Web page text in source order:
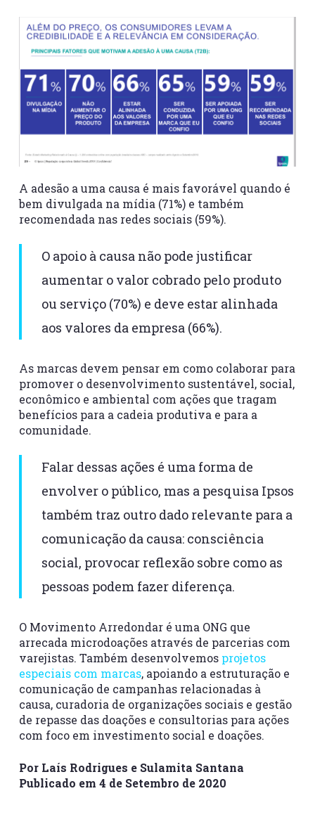
A adesão a uma causa é mais favorável quando é
bem divulgada na mídia (71%) e também
recomendada nas redes sociais (59%).
O apoio à causa não pode justificar
aumentar o valor cobrado pelo produto
ou serviço (70%) e deve estar alinhada
aos valores da empresa (66%).
As marcas devem pensar em como colaborar para
promover o desenvolvimento sustentável, social,
econômico e ambiental com ações que tragam
benefícios para a cadeia produtiva e para a
comunidade.
Falar dessas ações é uma forma de
envolver o público, mas a pesquisa Ipsos
também traz outro dado relevante para a
comunicação da causa: consciência
social, provocar reflexão sobre como as
pessoas podem fazer diferença.
O Movimento Arredondar é uma ONG que
arrecada microdoações através de parcerias com
varejistas. Também desenvolvemos projetos
especiais com marcas, apoiando a estruturação e
comunicação de campanhas relacionadas à
causa, curadoria de organizações sociais e gestão
de repasse das doações e consultorias para ações
com foco em investimento social e doações.
Por Laís Rodrigues e Sulamita Santana
Publicado em 4 de Setembro de 2020